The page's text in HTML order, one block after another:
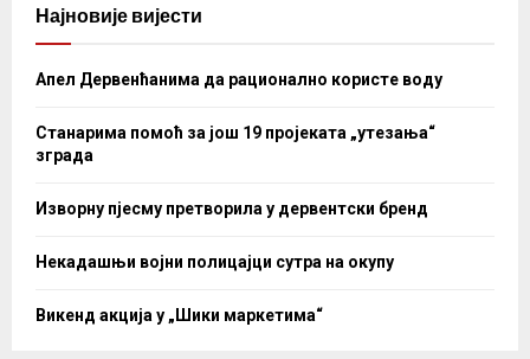
Најновије вијести
Апел Дервенћанима да рационално користе воду
Станарима помоћ за још 19 пројеката „утезања“
зграда
Изворну пјесму претворила у дервентски бренд
Некадашњи војни полицајци сутра на окупу
Викенд акција у „Шики маркетима“